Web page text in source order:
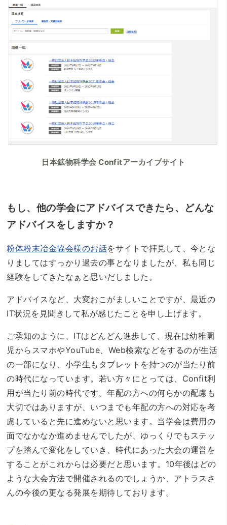
日本鉱物科学会 Confitアーカイブサイト
もし、他の学会にアドバイスできたら、どんな
アドバイスをしますか？
粉体粉末冶金協会様のお話をサイトで拝見して、今とな
りましてはすっかり過去の事となりましたが、私も同じ
経験をしてきたなぁと思いだしました。
アドバイスなど、大変おこがましいことですが、最近の
IT状況を見聞きして私が感じたことを申し上げます。
ご承知のように、ITはどんどん進歩して、現在は幼稚園
児からスマホやYouTube、Web検索などをするのが生活
の一部になり、小学生もタブレットを持つのが当たり前
の時代になっています。若い方々にとっては、Confit利
用が当たり前の時代です。年配の方への何らかの配慮も
大切ではありますが、いつまでも年配の方への対応を考
慮していると先に進めないと思います。当学会は費用の
面でなかなか進めませんでしたが、ゆっくりでもステッ
プを踏んで変化をしていき、時代にあった大会の運営を
することがこれからは必要だと思います。10年後はどの
ような大会方法で開催されるのでしょうか、アトラスさ
んの今後の更なる発展を期待しております。